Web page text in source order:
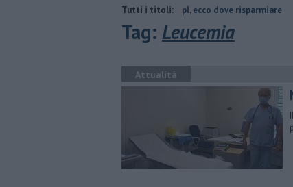
Tutti i titoli:
​Benzina, gasolio, gpl, ecco dove risparmiare
Tag: Leucemia
Attualità